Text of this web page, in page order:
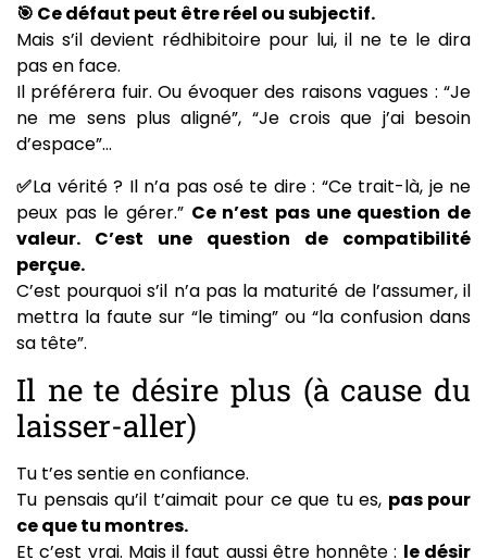
🎯 Ce défaut peut être réel ou subjectif.
Mais s’il devient rédhibitoire pour lui, il ne te le dira
pas en face.
Il préférera fuir. Ou évoquer des raisons vagues : “Je
ne me sens plus aligné”, “Je crois que j’ai besoin
d’espace”…
✅La vérité ? Il n’a pas osé te dire : “Ce trait-là, je ne
peux pas le gérer.” Ce n’est pas une question de
valeur. C’est une question de compatibilité
perçue.
C’est pourquoi s’il n’a pas la maturité de l’assumer, il
mettra la faute sur “le timing” ou “la confusion dans
sa tête”.
Il ne te désire plus (à cause du
laisser-aller)
Tu t’es sentie en confiance.
Tu pensais qu’il t’aimait pour ce que tu es, pas pour
ce que tu montres.
Et c’est vrai. Mais il faut aussi être honnête : le désir